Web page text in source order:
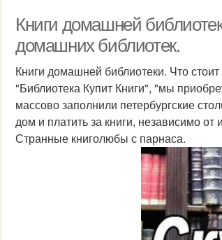
Книги домашней
домашних библиотек.
Книги домашней библиотеки. Что
"Библиотека Купит Книги", "мы
массово заполнили петербургские
дом и платить за книги, независимо
Странные книголюбы с парнаса.